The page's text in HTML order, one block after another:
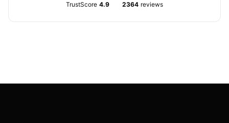
TrustScore 4.9 2364 reviews